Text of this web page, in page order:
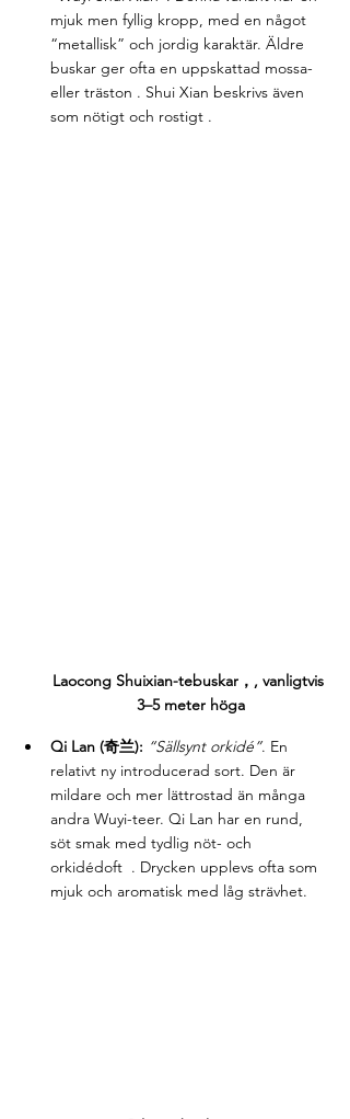
mjuk men fyllig kropp, med en något
“metallisk” och jordig karaktär. Äldre
buskar ger ofta en uppskattad mossa-
eller träston . Shui Xian beskrivs även
som nötigt och rostigt .
Laocong Shuixian-tebuskar，, vanligtvis
3–5 meter höga
Qi Lan (奇兰): “Sällsynt orkidé”. En
relativt ny introducerad sort. Den är
mildare och mer lättrostad än många
andra Wuyi-teer. Qi Lan har en rund,
söt smak med tydlig nöt- och
orkidédoft  . Drycken upplevs ofta som
mjuk och aromatisk med låg strävhet.